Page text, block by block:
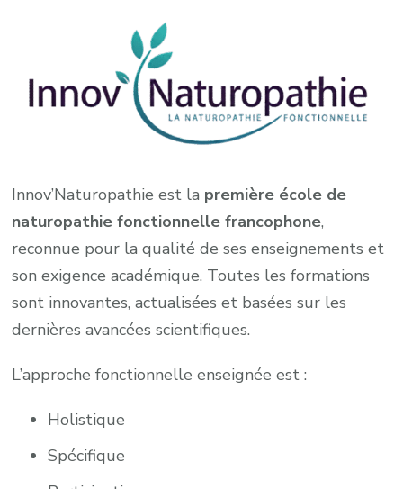
Innov’Naturopathie est la première école de
naturopathie fonctionnelle francophone,
reconnue pour la qualité de ses enseignements et
son exigence académique. Toutes les formations
sont innovantes, actualisées et basées sur les
dernières avancées scientifiques.
L’approche fonctionnelle enseignée est :
Holistique
Spécifique